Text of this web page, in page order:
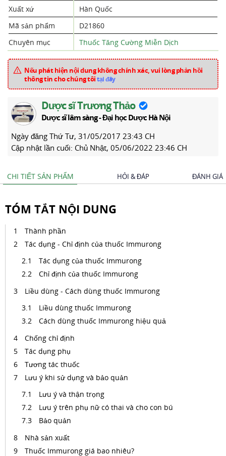
Xuất xứ
Hàn Quốc
Mã sản phẩm
D21860
Chuyên mục
Thuốc Tăng Cường Miễn Dịch
Nếu phát hiện nội dung không chính xác, vui lòng phản hồi
thông tin cho chúng tôitại đây
Dược sĩ Trương Thảo
Dược sĩ lâm sàng - Đại học Dược Hà Nội
Ngày đăng Thứ Tư, 31/05/2017 23:43 CH
Cập nhật lần cuối: Chủ Nhật, 05/06/2022 23:46 CH
CHI TIẾT SẢN PHẨM HỎI & ĐÁP ĐÁNH GIÁ
TÓM TẮT NỘI DUNG
Thành phần
Tác dụng - Chỉ định của thuốc Immurong
Tác dụng của thuốc Immurong
Chỉ định của thuốc Immurong
Liều dùng - Cách dùng thuốc Immurong
Liều dùng thuốc Immurong
Cách dùng thuốc Immurong hiệu quả
Chống chỉ định
Tác dụng phụ
Tương tác thuốc
Lưu ý khi sử dụng và bảo quản
Lưu ý và thận trọng
Lưu ý trên phụ nữ có thai và cho con bú
Bảo quản
Nhà sản xuất
Thuốc Immurong giá bao nhiêu?